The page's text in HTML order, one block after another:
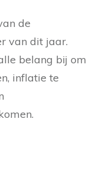
de
van dit jaar.
belang bij om
inflatie te